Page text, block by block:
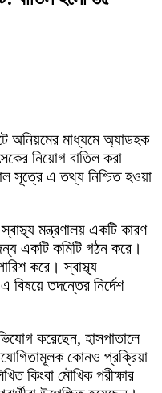
অনিয়মের মাধ্যমে অ্যাডহক
নিয়োগ বাতিল করা
সূত্রে এ তথ্য নিশ্চিত হওয়া
মন্ত্রণালয় একটি কারণ
একটি কমিটি গঠন করে।
করে। স্বাস্থ্য
বিষয়ে তদন্তের নির্দেশ
করেছেন, হাসপাতালে
কোনও প্রক্রিয়া
কিংবা মৌখিক পরীক্ষার